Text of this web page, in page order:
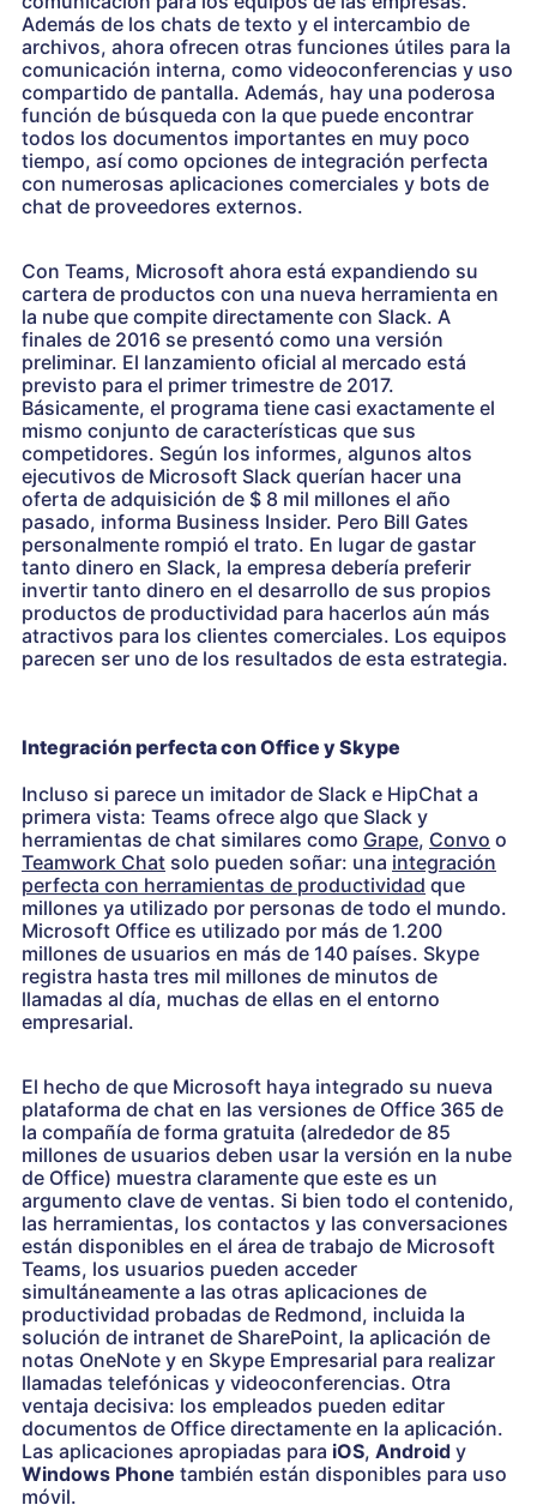
Además de los chats de texto y el intercambio de
archivos, ahora ofrecen otras funciones útiles para la
comunicación interna, como videoconferencias y uso
compartido de pantalla. Además, hay una poderosa
función de búsqueda con la que puede encontrar
todos los documentos importantes en muy poco
tiempo, así como opciones de integración perfecta
con numerosas aplicaciones comerciales y bots de
chat de proveedores externos.
Con Teams, Microsoft ahora está expandiendo su
cartera de productos con una nueva herramienta en
la nube que compite directamente con Slack. A
finales de 2016 se presentó como una versión
preliminar. El lanzamiento oficial al mercado está
previsto para el primer trimestre de 2017.
Básicamente, el programa tiene casi exactamente el
mismo conjunto de características que sus
competidores. Según los informes, algunos altos
ejecutivos de Microsoft Slack querían hacer una
oferta de adquisición de $ 8 mil millones el año
pasado, informa Business Insider. Pero Bill Gates
personalmente rompió el trato. En lugar de gastar
tanto dinero en Slack, la empresa debería preferir
invertir tanto dinero en el desarrollo de sus propios
productos de productividad para hacerlos aún más
atractivos para los clientes comerciales. Los equipos
parecen ser uno de los resultados de esta estrategia.
Integración perfecta con Office y Skype
Incluso si parece un imitador de Slack e HipChat a
primera vista: Teams ofrece algo que Slack y
herramientas de chat similares como Grape, Convo o
Teamwork Chat solo pueden soñar: una integración
perfecta con herramientas de productividad que
millones ya utilizado por personas de todo el mundo.
Microsoft Office es utilizado por más de 1.200
millones de usuarios en más de 140 países. Skype
registra hasta tres mil millones de minutos de
llamadas al día, muchas de ellas en el entorno
empresarial.
El hecho de que Microsoft haya integrado su nueva
plataforma de chat en las versiones de Office 365 de
la compañía de forma gratuita (alrededor de 85
millones de usuarios deben usar la versión en la nube
de Office) muestra claramente que este es un
argumento clave de ventas. Si bien todo el contenido,
las herramientas, los contactos y las conversaciones
están disponibles en el área de trabajo de Microsoft
Teams, los usuarios pueden acceder
simultáneamente a las otras aplicaciones de
productividad probadas de Redmond, incluida la
solución de intranet de SharePoint, la aplicación de
notas OneNote y en Skype Empresarial para realizar
llamadas telefónicas y videoconferencias. Otra
ventaja decisiva: los empleados pueden editar
documentos de Office directamente en la aplicación.
Las aplicaciones apropiadas para iOS, Android y
Windows Phone también están disponibles para uso
móvil.